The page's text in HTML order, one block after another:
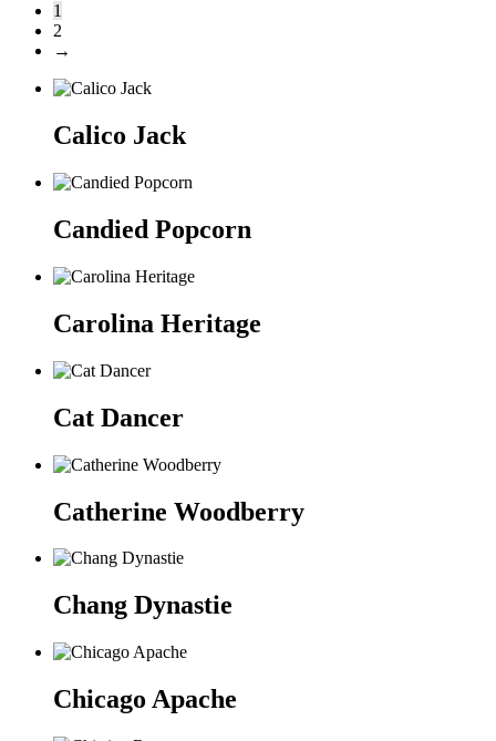
1
2
→
Calico Jack
Candied Popcorn
Carolina Heritage
Cat Dancer
Catherine Woodberry
Chang Dynastie
Chicago Apache